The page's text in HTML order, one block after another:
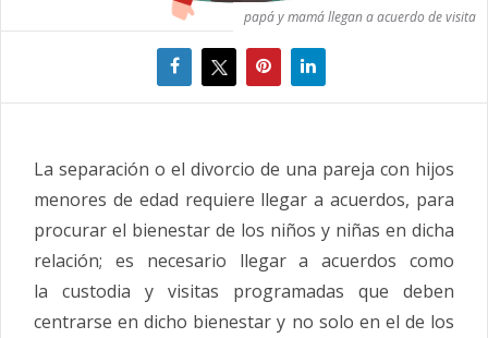
papá y mamá llegan a acuerdo de visita
La separación o el divorcio de una pareja con hijos
menores de edad requiere llegar a acuerdos, para
procurar el bienestar de los niños y niñas en dicha
relación; es necesario llegar a acuerdos como
la custodia y visitas programadas que deben
centrarse en dicho bienestar y no solo en el de los